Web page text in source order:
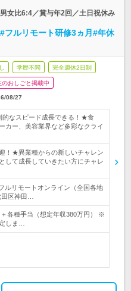
女比6:4／賞与年2回／土日祝休み
フルリモート研修3ヵ月#年休
学歴不問 完全週休2日制
のおしごと掲載中
08/27
なスピード成長できる！★食
カー、美容業界など多彩なクライ
！★異業種からの新しいチャレン
して成長していきたい方にチャレ
ルリモートオンライン（全国各地
区神田…
各種手当（想定年収380万円） ※
しま…